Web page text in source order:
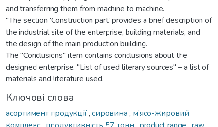
and transferring them from machine to machine.
"The section 'Construction part' provides a brief description of
the industrial site of the enterprise, building materials, and
the design of the main production building.
The "Conclusions" item contains conclusions about the
designed enterprise. "List of used literary sources" – a list of
materials and literature used.
Ключові слова
асортимент продукції, сировина , м’ясо-жировий